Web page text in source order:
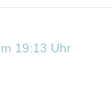
19:13 Uhr